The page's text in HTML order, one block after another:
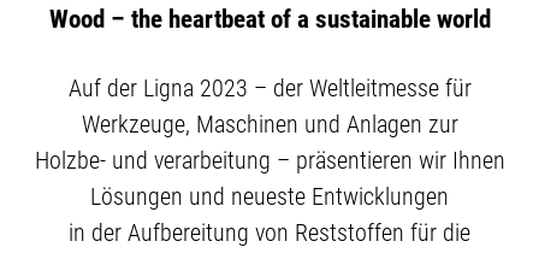
Wood – the heartbeat of a sustainable world
Auf der Ligna 2023 – der Weltleitmesse für
Werkzeuge, Maschinen und Anlagen zur
Holzbe- und verarbeitung – präsentieren wir Ihnen
Lösungen und neueste Entwicklungen
in der Aufbereitung von Reststoffen für die